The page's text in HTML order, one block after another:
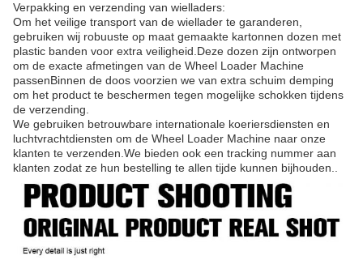
Verpakking en verzending van wielladers:
Om het veilige transport van de wiellader te garanderen,
gebruiken wij robuuste op maat gemaakte kartonnen dozen met
plastic banden voor extra veiligheid.Deze dozen zijn ontworpen
om de exacte afmetingen van de Wheel Loader Machine
passenBinnen de doos voorzien we van extra schuim demping
om het product te beschermen tegen mogelijke schokken tijdens
de verzending.
We gebruiken betrouwbare internationale koeriersdiensten en
luchtvrachtdiensten om de Wheel Loader Machine naar onze
klanten te verzenden.We bieden ook een tracking nummer aan
klanten zodat ze hun bestelling te allen tijde kunnen bijhouden..